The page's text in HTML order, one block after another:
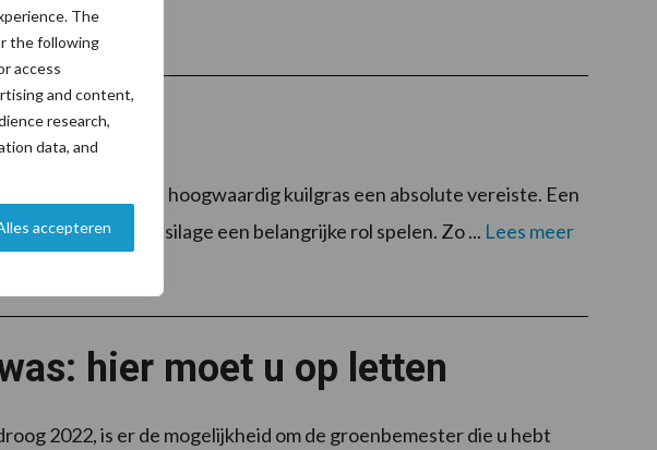
The
the following
access
and content,
research,
data, and
accepteren
is smakelijk en hoogwaardig kuilgras een absolute vereiste. Een
daar kan Bonsilage een belangrijke rol spelen. Zo ... Lees meer
hier moet u op letten
2022, is er de mogelijkheid om de groenbemester die u hebt